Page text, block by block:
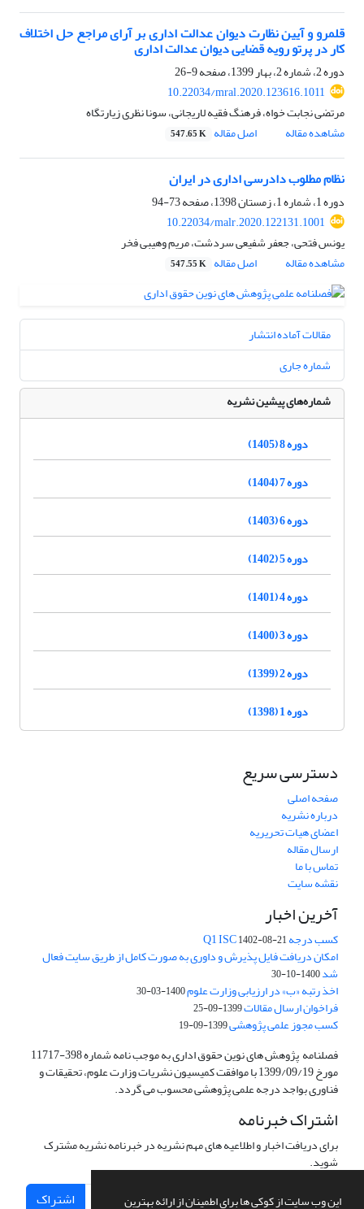
این وب سایت از کوکی ها برای اطمینان از ارائه بهترین
قلمرو و آیین نظارت دیوان عدالت اداری بر آرای مراجع حل اختلاف
کار در پرتو رویه قضایی دیوان عدالت اداری
دوره 2، شماره 2، بهار 1399، صفحه
9-26
10.22034/mral.2020.123616.1011
مرتضی نجابت خواه، فرهنگ فقیه لاریجانی، سونا نظری زیارتگاه
مشاهده مقاله
اصل مقاله 547.65 K
نظام مطلوب دادرسی اداری در ایران
دوره 1، شماره 1، زمستان 1398، صفحه
73-94
10.22034/malr.2020.122131.1001
یونس فتحی، جعفر شفیعی سردشت، مریم وهیبی فخر
مشاهده مقاله
اصل مقاله 547.55 K
مقالات آماده انتشار
شماره جاری
شماره‌های پیشین نشریه
دوره 8 (1405)
دوره 7 (1404)
دوره 6 (1403)
دوره 5 (1402)
دوره 4 (1401)
دوره 3 (1400)
دوره 2 (1399)
دوره 1 (1398)
دسترسی سریع
صفحه اصلی
درباره نشریه
اعضای هیات تحریریه
ارسال مقاله
تماس با ما
نقشه سایت
آخرین اخبار
کسب درجه Q1 ISC1402-08-21
امکان دریافت فایل پذیرش و داوری به صورت کامل از طریق سایت فعال
شد1400-10-30
اخذ رتبه «ب» در ارزیابی وزارت علوم1400-03-30
فراخوان ارسال مقالات1399-09-25
کسب مجوز علمی پژوهشی1399-09-19
فصلنامه پژوهش های نوین حقوق اداری به موجب نامه شماره 398-11717
مورخ 1399/09/19 با موافقت کمیسیون نشریات وزارت علوم، تحقیقات و
فناوری بواجد درجه علمی پژوهشی محسوب می گردد.
اشتراک خبرنامه
برای دریافت اخبار و اطلاعیه های مهم نشریه در خبرنامه نشریه مشترک
شوید.
اشتراک